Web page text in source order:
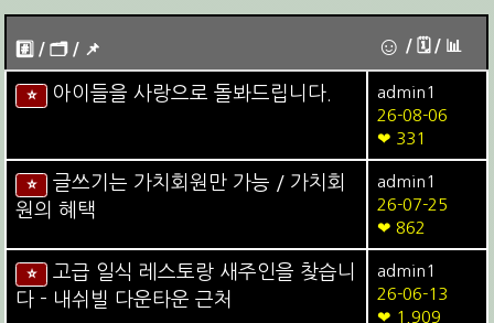
#️⃣ / 🗂️️️ / 📌️ ☺ / 🗓︎ / 📊
⭐ 아이들을 사랑으로 돌봐드립니다.
admin1
26-08-06
❤ 331
⭐
글쓰기는 가치회원만 가능 / 가치회
원의 혜택
admin1
26-07-25
❤ 862
⭐
고급 일식 레스토랑 새주인을 찾습니
다 - 내쉬빌 다운타운 근처
admin1
26-06-13
❤ 1,909